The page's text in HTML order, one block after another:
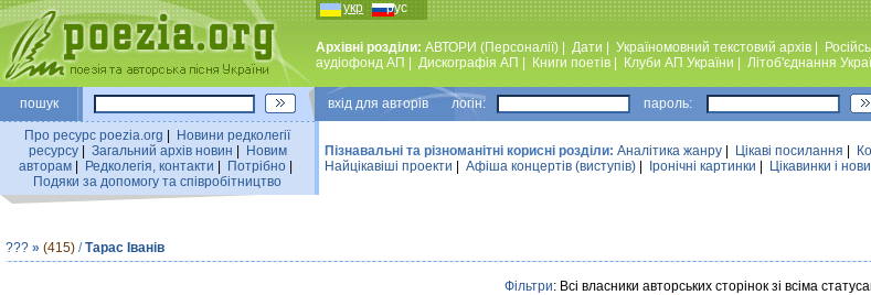
укр рус
Архівні розділи: АВТОРИ (Персоналії) Дати Україномовний текстовий архiв
аудiофонд АП
Дискографiя АП Книги поетiв Клуби АП України Лiтоб'єднання
пошук вхiд для авторiв логін: пароль:
Про ресурс poezia.org
Новини редколегiї
ресурсу| Загальний архiв новин
Новим
авторам
Редколегiя, контакти Потрiбно
Подяки за допомогу та співробітництво
Пізнавальні та різноманітні корисні розділи: Аналiтика жанру Цікаві посилання
Найцiкавiшi проекти
Афіша концертів (виступів) Iронiчнi картинки Цікавинки і
??? » (415) /Тарас Іванів
Фільтри: Всі власники авторських сторінок зі всіма